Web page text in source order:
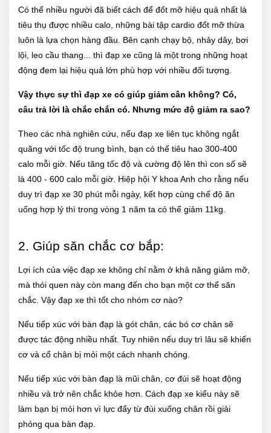
Có thể nhiều người đã biết cách để đốt mỡ hiệu quả nhất là
tiêu thụ được nhiều calo, những bài tập cardio đốt mỡ thừa
luôn là lựa chọn hàng đầu. Bên cạnh chạy bộ, nhảy dây, bơi
lội, leo cầu thang... thì đạp xe cũng là một trong những hoạt
động đem lại hiệu quả lớn phù hợp với nhiều đối tượng.
Vậy thực sự thì đạp xe có giúp giảm cân không? Có,
câu trả lời là chắc chắn có. Nhưng mức độ giảm ra sao?
Theo các nhà nghiên cứu, nếu đạp xe liên tục không ngắt
quãng với tốc độ trung bình, bạn có thể tiêu hao 300-400
calo mỗi giờ. Nếu tăng tốc độ và cường độ lên thì con số sẽ
là 400 - 600 calo mỗi giờ. Hiệp hội Y khoa Anh cho rằng nếu
duy trì đạp xe 30 phút mỗi ngày, kết hợp cùng chế độ ăn
uống hợp lý thì trong vòng 1 năm ta có thể giảm 11kg.
2. Giúp săn chắc cơ bắp:
Lợi ích của việc đạp xe không chỉ nằm ở khả năng giảm mỡ,
mà thói quen này còn mang đến cho bạn một cơ thể săn
chắc. Vậy đạp xe thì tốt cho nhóm cơ nào?
Nếu tiếp xúc với bàn đạp là gót chân, các bó cơ chân sẽ
được tác động nhiều nhất. Tuy nhiên nếu duy trì lâu sẽ khiến
cơ và cổ chân bị mỏi một cách nhanh chóng.
Nếu tiếp xúc với bàn đạp là mũi chân, cơ đùi sẽ hoạt động
nhiều và trở nên chắc khỏe hơn. Cách đạp xe kiểu này sẽ
làm bạn bị mỏi hơn vì lực đẩy từ đùi xuống chân rồi giải
phóng qua bàn đạp.